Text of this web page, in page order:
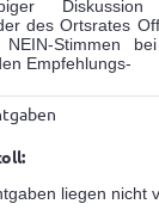
des Ortsrates
Stimmen
Empfehlungs-
liegen nicht